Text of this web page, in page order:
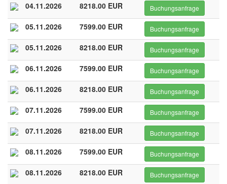
04.11.2026 8218.00 EUR Buchungsanfrage
05.11.2026 7599.00 EUR Buchungsanfrage
05.11.2026 8218.00 EUR Buchungsanfrage
06.11.2026 7599.00 EUR Buchungsanfrage
06.11.2026 8218.00 EUR Buchungsanfrage
07.11.2026 7599.00 EUR Buchungsanfrage
07.11.2026 8218.00 EUR Buchungsanfrage
08.11.2026 7599.00 EUR Buchungsanfrage
08.11.2026 8218.00 EUR Buchungsanfrage